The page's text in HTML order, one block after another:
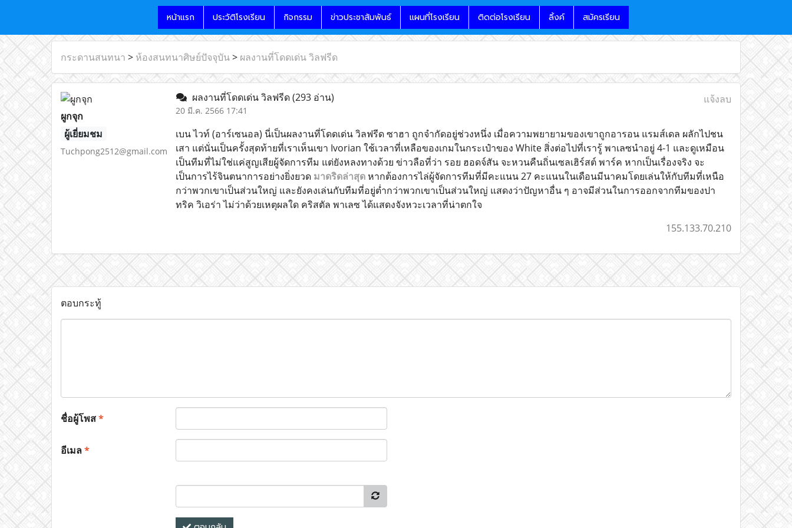
หน้าแรก ประวัติโรงเรียน กิจกรรม ข่าวประชาสัมพันธ์ แผนที่โรงเรียน ติดต่อโรงเรียน ลิ้งค์ สมัครเรียน
กระดานสนทนา > ห้องสนทนาศิษย์ปัจจุบัน> ผลงานที่โดดเด่น วิลฟรีด
ผูกจุก
ผู้เยี่ยมชม
Tuchpong2512@gmail.com
ผลงานที่โดดเด่น วิลฟรีด(293 อ่าน)
20 มี.ค. 2566 17:41
แจ้งลบ
เบน ไวท์ (อาร์เซนอล) นี่เป็นผลงานที่โดดเด่น วิลฟรีด ซาฮา ถูกจำกัดอยู่ช่วงหนึ่ง เมื่อความพยายามของเขาถูกอารอน แรมส์เดล ผลักไปชน
เสา แต่นั่นเป็นครั้งสุดท้ายที่เราเห็นเขา Ivorian ใช้เวลาที่เหลือของเกมในกระเป๋าของ White สิ่งต่อไปที่เรารู้ พาเลซนำอยู่ 4-1 และดูเหมือน
เป็นทีมที่ไม่ใช่แค่สูญเสียผู้จัดการทีม แต่ยังหลงทางด้วย ข่าวลือที่ว่า รอย ฮอดจ์สัน จะหวนคืนถิ่นเซลเฮิร์สต์ พาร์ค หากเป็นเรื่องจริง จะ
เป็นการไร้จินตนาการอย่างยิ่งยวด มาดริดล่าสุดหากต้องการไล่ผู้จัดการทีมที่มีคะแนน 27 คะแนนในเดือนมีนาคมโดยเล่นให้กับทีมที่เหนือ
กว่าพวกเขาเป็นส่วนใหญ่ และยังคงเล่นกับทีมที่อยู่ต่ำกว่าพวกเขาเป็นส่วนใหญ่ แสดงว่าปัญหาอื่น ๆ อาจมีส่วนในการออกจากทีมของปา
ทริค วิเอร่า ไม่ว่าด้วยเหตุผลใด คริสตัล พาเลซ ได้แสดงจังหวะเวลาที่น่าตกใจ
155.133.70.210
ตอบกระทู้
ชื่อผู้โพส*
อีเมล*